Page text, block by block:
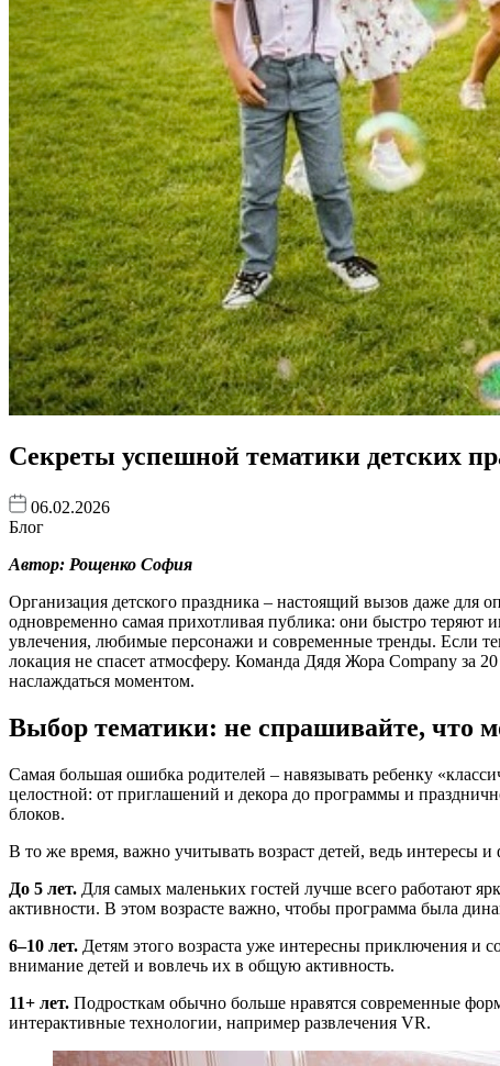
Секреты успешной тематики детских
06.02.2026
Блог
Автор: Рощенко София
Организация детского праздника – настоящий вызов даже для
одновременно самая прихотливая публика: они быстро теряют
увлечения, любимые персонажи и современные тренды. Если
локация не спасет атмосферу. Команда Дядя Жора Company за
наслаждаться моментом.
Выбор тематики: не спрашивайте, что
Самая большая ошибка родителей – навязывать ребенку
целостной: от приглашений и декора до программы и
блоков.
В то же время, важно учитывать возраст детей, ведь интересы
До 5 лет. Для самых маленьких гостей лучше всего работают
активности. В этом возрасте важно, чтобы программа была
6–10 лет. Детям этого возраста уже интересны приключения и
внимание детей и вовлечь их в общую активность.
11+ лет. Подросткам обычно больше нравятся современные
интерактивные технологии, например развлечения VR.